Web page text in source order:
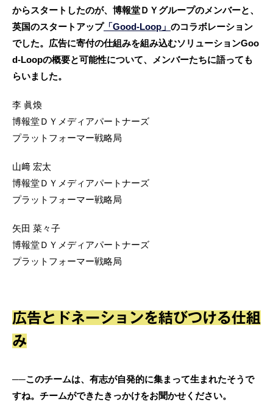
からスタートしたのが、博報堂ＤＹグループのメンバーと、
英国のスタートアップ「Good-Loop」 のコラボレーション
でした。広告に寄付の仕組みを組み込むソリューションGoo
d-Loopの概要と可能性について、メンバーたちに語っても
らいました。
李 眞煥
博報堂ＤＹメディアパートナーズ
プラットフォーマー戦略局
山﨑 宏太
博報堂ＤＹメディアパートナーズ
プラットフォーマー戦略局
矢田 菜々子
博報堂ＤＹメディアパートナーズ
プラットフォーマー戦略局
広告とドネーションを結びつける仕組
み
──このチームは、有志が自発的に集まって生まれたそうで
すね。チームができたきっかけをお聞かせください。